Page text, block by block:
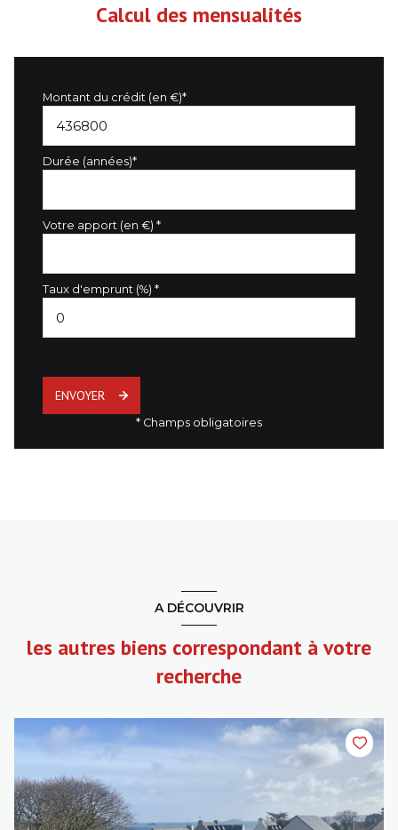
Calcul des mensualités
Montant du crédit (en €)*
Durée (années)*
Votre apport (en €) *
Taux d'emprunt (%) *
ENVOYER
* Champs obligatoires
A DÉCOUVRIR
les autres biens correspondant à votre
recherche